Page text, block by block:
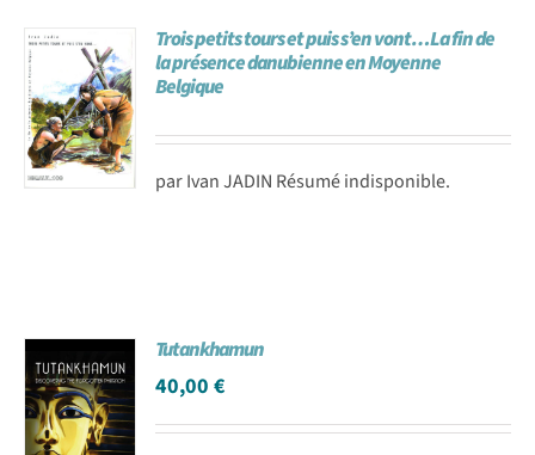
Trois petits tours et puis s’en vont…La fin de
la présence danubienne en Moyenne
Belgique
par Ivan JADIN Résumé indisponible.
Tutankhamun
40,00€